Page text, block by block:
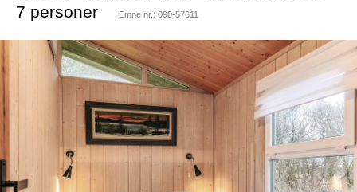
7 personer Emne nr.: 090-57611